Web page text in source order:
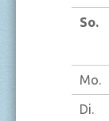
So.
Mo.
Di.